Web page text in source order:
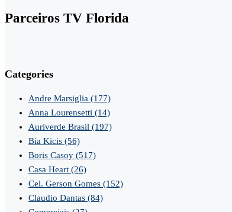
Parceiros TV Florida
Categories
Andre Marsiglia (177)
Anna Lourensetti (14)
Auriverde Brasil (197)
Bia Kicis (56)
Boris Casoy (517)
Casa Heart (26)
Cel. Gerson Gomes (152)
Claudio Dantas (84)